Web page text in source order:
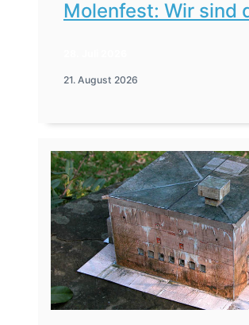
Molenfest: Wir sind
21. August 2026